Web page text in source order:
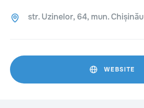
str. Uzinelor, 64, mun. Chișinău
WEBSITE